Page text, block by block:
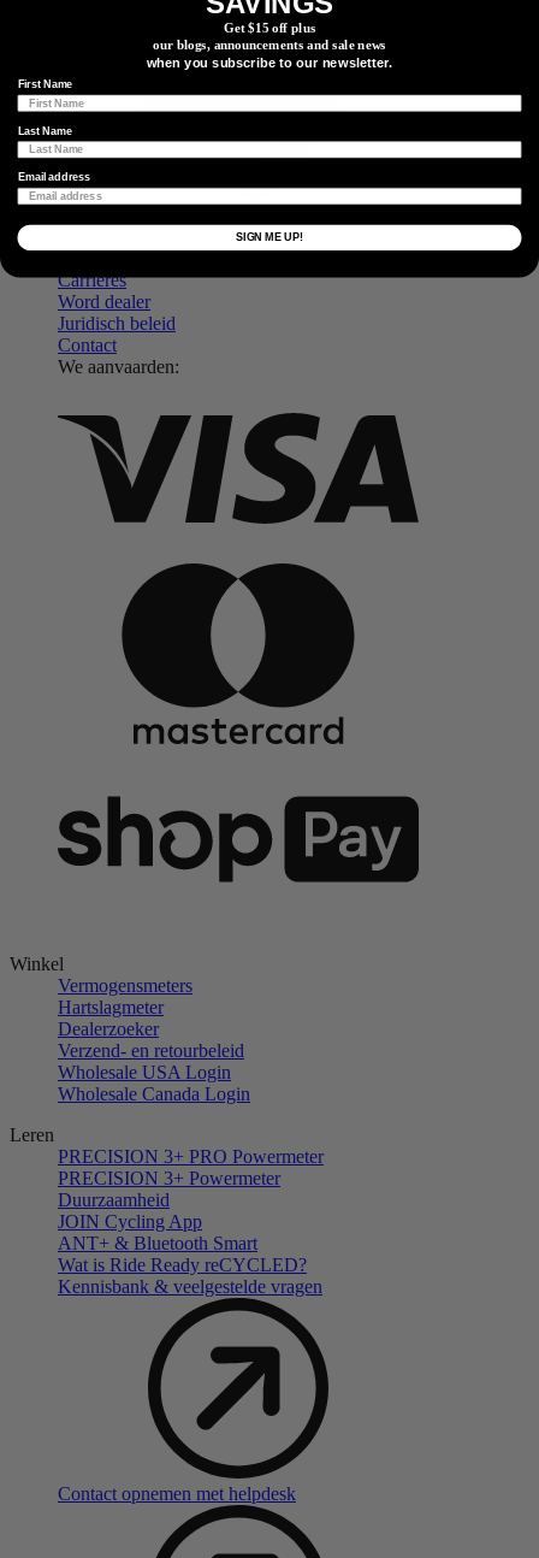
Kom Meer te Weten
Over
Carrières
Word dealer
Juridisch beleid
Contact
We aanvaarden:
Winkel
Vermogensmeters
Hartslagmeter
Dealerzoeker
Verzend- en retourbeleid
Wholesale USA Login
Wholesale Canada Login
Leren
PRECISION 3+ PRO Powermeter
PRECISION 3+ Powermeter
Duurzaamheid
JOIN Cycling App
ANT+ & Bluetooth Smart
Wat is Ride Ready reCYCLED?
Kennisbank & veelgestelde vragen
Contact opnemen met helpdesk
Get $15 off plus
our blogs, announcements and sale news
when you subscribe to our newsletter.
First Name
Last Name
Email address
SIGN ME UP!